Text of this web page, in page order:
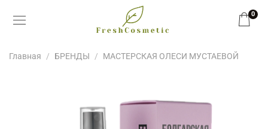
0
Главная БРЕНДЫ МАСТЕРСКАЯ ОЛЕСИ МУСТАЕВОЙ